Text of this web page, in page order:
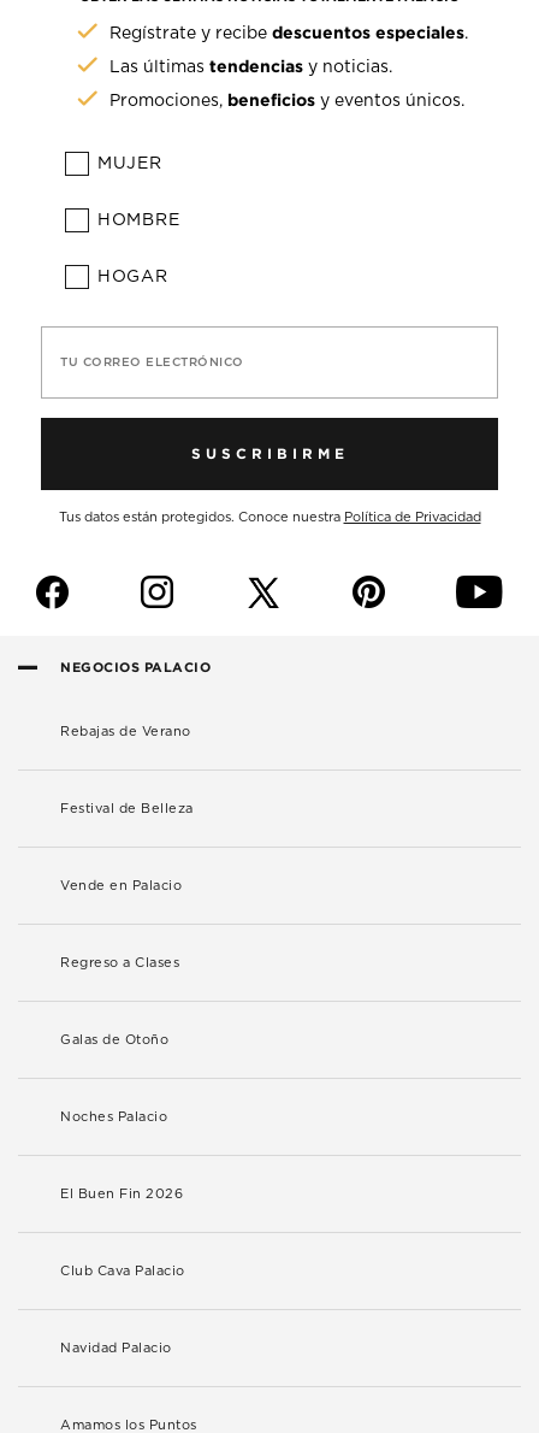
Regístrate y recibedescuentos especiales.
Las últimastendencias y noticias.
Promociones, beneficios y eventos únicos.
MUJER
HOMBRE
HOGAR
TU CORREO ELECTRÓNICO
SUSCRIBIRME
Tus datos están protegidos. Conoce nuestra Política de Privacidad
f i p y
NEGOCIOS PALACIO
Rebajas de Verano
Festival de Belleza
Vende en Palacio
Regreso a Clases
Galas de Otoño
Noches Palacio
El Buen Fin 2026
Club Cava Palacio
Navidad Palacio
Amamos los Puntos